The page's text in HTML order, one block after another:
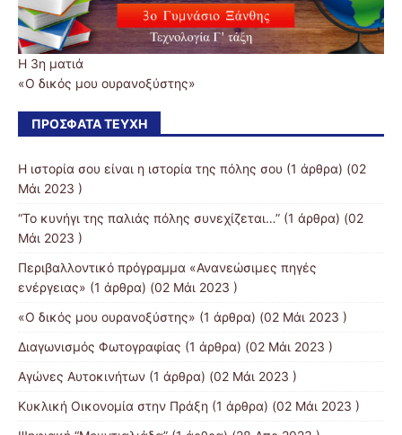
Η 3η ματιά
«Ο δικός μου ουρανοξύστης»
ΠΡΌΣΦΑΤΑ ΤΕΎΧΗ
Η ιστορία σου είναι η ιστορία της πόλης σου (1 άρθρα) (02
Μάι 2023 )
“Το κυνήγι της παλιάς πόλης συνεχίζεται…” (1 άρθρα) (02
Μάι 2023 )
Περιβαλλοντικό πρόγραμμα «Ανανεώσιμες πηγές
ενέργειας» (1 άρθρα) (02 Μάι 2023 )
«Ο δικός μου ουρανοξύστης» (1 άρθρα) (02 Μάι 2023 )
Διαγωνισμός Φωτογραφίας (1 άρθρα) (02 Μάι 2023 )
Αγώνες Αυτοκινήτων (1 άρθρα) (02 Μάι 2023 )
Κυκλική Οικονομία στην Πράξη (1 άρθρα) (02 Μάι 2023 )